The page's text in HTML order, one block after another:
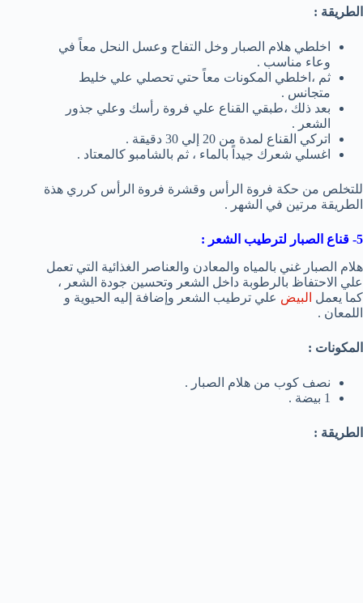
الطريقة :
اخلطي هلام الصبار وخل التفاح وعسل النحل معاً في
وعاء مناسب .
ثم ،اخلطي المكونات معاً حتي تحصلي علي خليط
متجانس .
بعد ذلك ،طبقي القناع علي فروة رأسك وعلي جذور
الشعر .
اتركي القناع لمدة من 20 إلي 30 دقيقة .
اغسلي شعرك جيداً بالماء ، ثم بالشامبو كالمعتاد .
للتخلص من حكة فروة الرأس وقشرة فروة الرأس كرري هذة
الطريقة مرتين في الشهر .
5- قناع الصبار لترطيب الشعر :
هلام الصبار غني بالمياه والمعادن والعناصر الغذائية التي تعمل
علي الاحتفاظ بالرطوبة داخل الشعر وتحسين جودة الشعر ،
كما يعمل البيض علي ترطيب الشعر وإضافة إليه الحيوية و
اللمعان .
المكونات :
نصف كوب من هلام الصبار .
1 بيضة .
الطريقة :